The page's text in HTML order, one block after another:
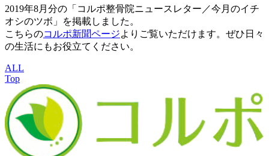
2019年8月分の「コルポ整骨院ニュースレター／今月のイチ
オシのツボ」を掲載しました。
こちらのコルポ新聞ページよりご覧いただけます。ぜひ日々
の生活にもお役立てください。
ALL
Top